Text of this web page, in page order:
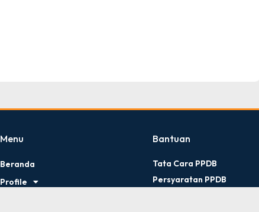
Menu
Beranda
Profile
Bantuan
Tata Cara PPDB
Persyaratan PPDB